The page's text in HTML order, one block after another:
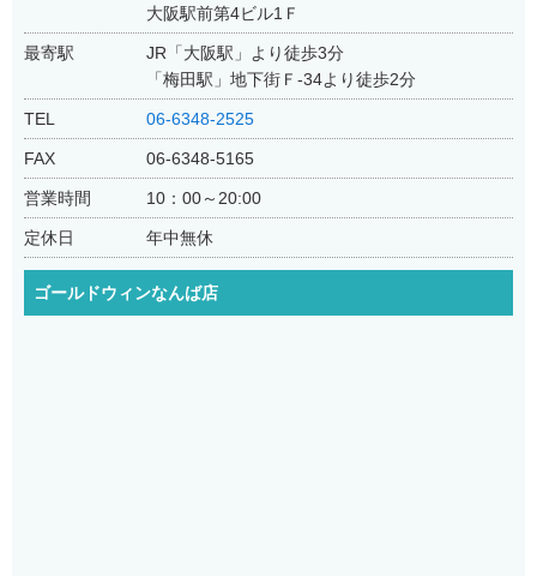
大阪駅前第4ビル1Ｆ
最寄駅
JR「大阪駅」より徒歩3分
「梅田駅」地下街Ｆ-34より徒歩2分
TEL 06-6348-2525
FAX 06-6348-5165
営業時間 10：00～20:00
定休日 年中無休
ゴールドウィンなんば店